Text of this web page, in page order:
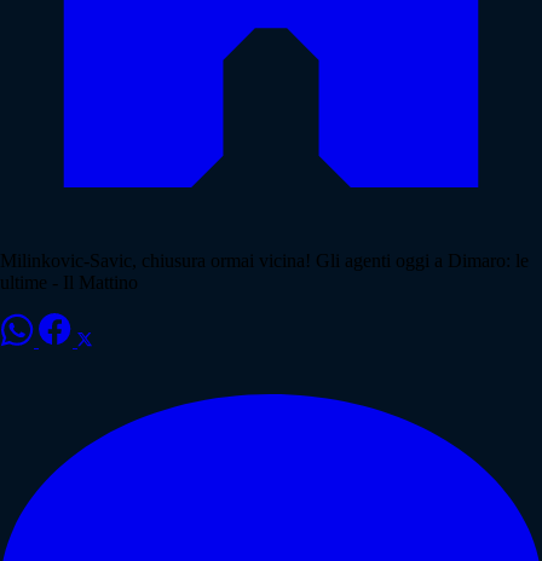
Milinkovic-Savic, chiusura ormai vicina! Gli agenti oggi a Dimaro: le
ultime - Il Mattino